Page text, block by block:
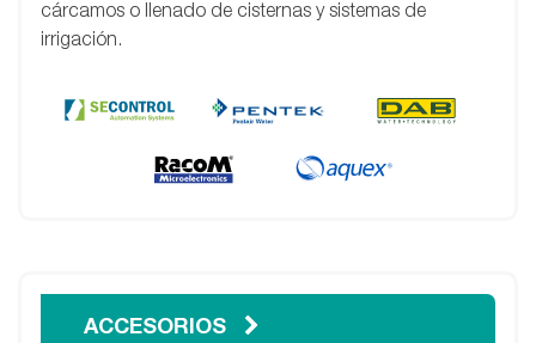
cárcamos o llenado de cisternas y sistemas de
irrigación.
ACCESORIOS